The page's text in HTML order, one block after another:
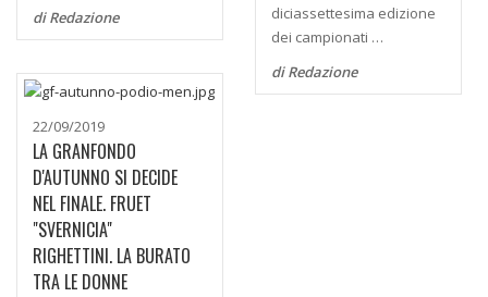
di Redazione
diciassettesima edizione
dei campionati …
di Redazione
22/09/2019
LA GRANFONDO
D'AUTUNNO SI DECIDE
NEL FINALE. FRUET
"SVERNICIA"
RIGHETTINI. LA BURATO
TRA LE DONNE